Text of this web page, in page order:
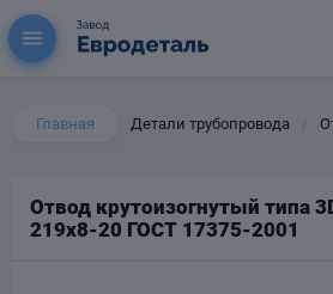
Главная Детали трубопровода
Отвод крутоизогнутый типа
219х8-20 ГОСТ 17375-2001
для труб